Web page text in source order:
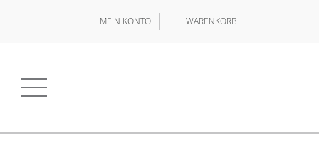
MEIN KONTO WARENKORB